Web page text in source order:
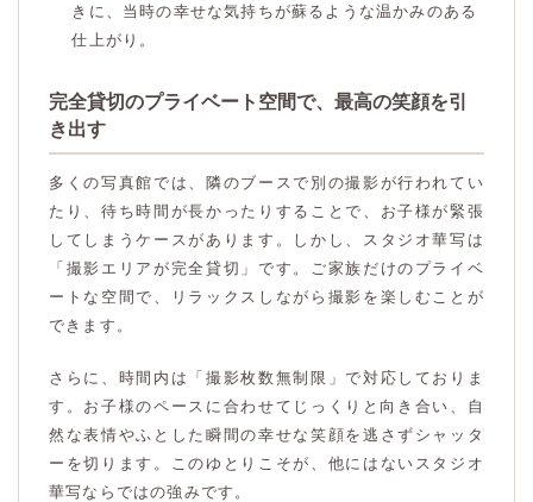
きに、当時の幸せな気持ちが蘇るような温かみのある
仕上がり。
完全貸切のプライベート空間で、最高の笑顔を引
き出す
多くの写真館では、隣のブースで別の撮影が行われてい
たり、待ち時間が長かったりすることで、お子様が緊張
してしまうケースがあります。しかし、スタジオ華写は
「撮影エリアが完全貸切」です。ご家族だけのプライベ
ートな空間で、リラックスしながら撮影を楽しむことが
できます。
さらに、時間内は「撮影枚数無制限」で対応しておりま
す。お子様のペースに合わせてじっくりと向き合い、自
然な表情やふとした瞬間の幸せな笑顔を逃さずシャッタ
ーを切ります。このゆとりこそが、他にはないスタジオ
華写ならではの強みです。